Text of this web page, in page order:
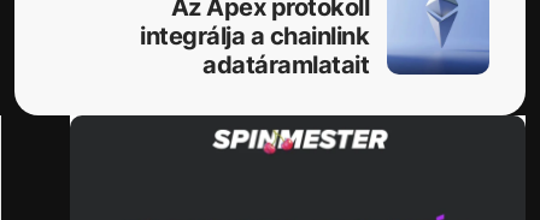
Az Apex protokoll
integrálja a chainlink
adatáramlatait